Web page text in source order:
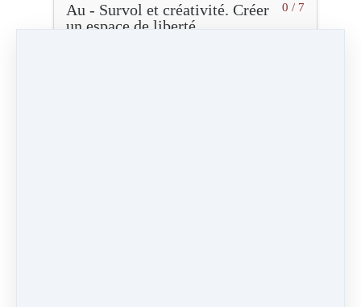
0 / 7
Au - Survol et créativité. Créer
un espace de liberté